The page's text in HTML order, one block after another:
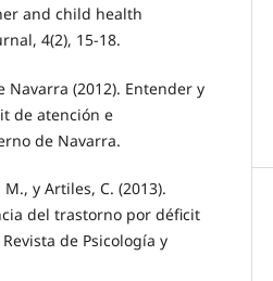
and child health
4(2), 15-18.
(2012). Entender y
de atención e
de Navarra.
y Artiles, C. (2013).
del trastorno por déficit
de Psicología y